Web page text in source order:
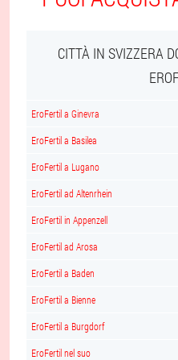
CITTÀ IN SVIZZERA
EroFertil a Ginevra
EroFertil a Basilea
EroFertil a Lugano
EroFertil ad Altenrhein
EroFertil in Appenzell
EroFertil ad Arosa
EroFertil a Baden
EroFertil a Bienne
EroFertil a Burgdorf
EroFertil nel suo